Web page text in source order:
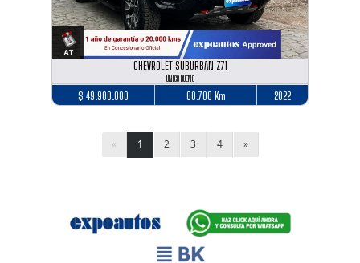
CHEVROLET SUBURBAN Z71
ÚNICO DUEÑO
$ 49.900.000 60.700 Km 2022
« 1 2 3 4 »